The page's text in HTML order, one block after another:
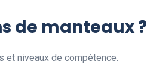
de manteaux ?
niveaux de compétence.